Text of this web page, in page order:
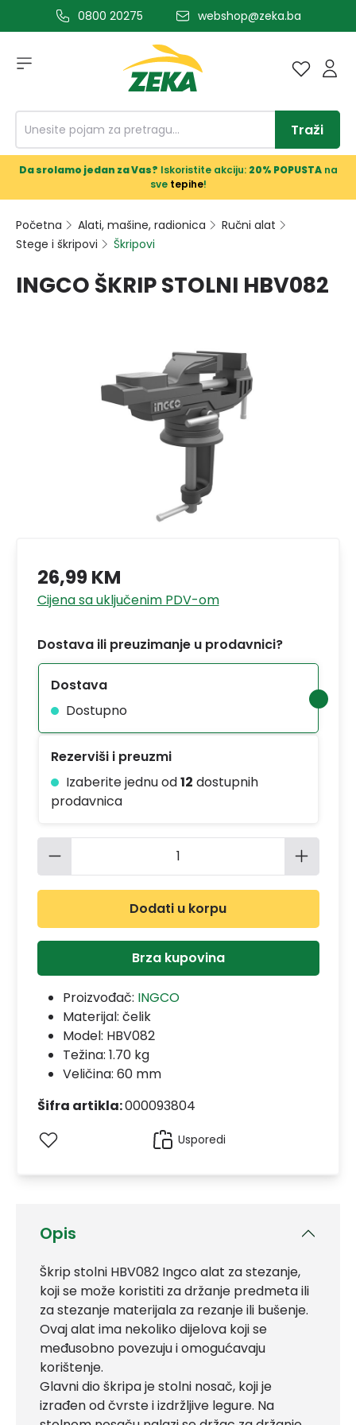
glavni sadržaj0800 20275 webshop@zeka.ba
Traži
Da srolamo jedan za Vas? Iskoristite akciju: 20% POPUSTAna
sve tepihe!
Početna Alati, mašine, radionica
Ručni alat
Stege i škripovi
Škripovi
INGCO ŠKRIP STOLNI HBV082
Opis
Škrip stolni HBV082 Ingco alat za stezanje,
koji se može koristiti za držanje predmeta ili
za stezanje materijala za rezanje ili bušenje.
Ovaj alat ima nekoliko dijelova koji se
međusobno povezuju i omogućavaju
korištenje.
Glavni dio škripa je stolni nosač, koji je
izrađen od čvrste i izdržljive legure. Na
26,99 KM
Cijena sa uključenim PDV-om
Dostava ili preuzimanje u prodavnici?
Dostava
Dostupno
Rezerviši i preuzmi
Izaberite jednu od12 dostupnih
prodavnica
Količina proizvoda: Unesite
Dodati u korpu
Brza kupovina
Proizvođač: INGCO
Materijal: čelik
Model: HBV082
Težina: 1.70 kg
Veličina: 60 mm
Šifra artikla:000093804
Usporedi